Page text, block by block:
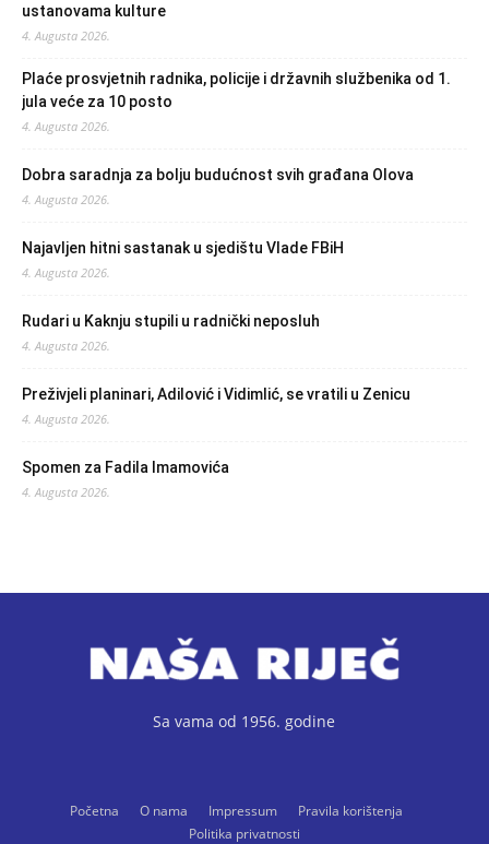
ustanovama kulture
4. Augusta 2026.
Plaće prosvjetnih radnika, policije i državnih službenika od 1.
jula veće za 10 posto
4. Augusta 2026.
Dobra saradnja za bolju budućnost svih građana Olova
4. Augusta 2026.
Najavljen hitni sastanak u sjedištu Vlade FBiH
4. Augusta 2026.
Rudari u Kaknju stupili u radnički neposluh
4. Augusta 2026.
Preživjeli planinari, Adilović i Vidimlić, se vratili u Zenicu
4. Augusta 2026.
Spomen za Fadila Imamovića
4. Augusta 2026.
Sa vama od 1956. godine
Početna O nama Impressum
Pravila korištenja
Politika privatnosti